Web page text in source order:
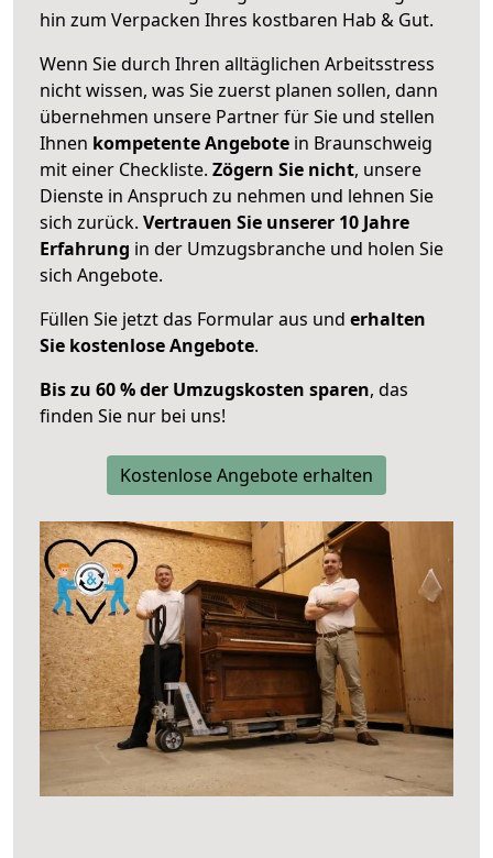
hin zum Verpacken Ihres kostbaren Hab & Gut.
Wenn Sie durch Ihren alltäglichen Arbeitsstress
nicht wissen, was Sie zuerst planen sollen, dann
übernehmen unsere Partner für Sie und stellen
Ihnen kompetente Angebote in Braunschweig
mit einer Checkliste. Zögern Sie nicht, unsere
Dienste in Anspruch zu nehmen und lehnen Sie
sich zurück. Vertrauen Sie unserer 10 Jahre
Erfahrung in der Umzugsbranche und holen Sie
sich Angebote.
Füllen Sie jetzt das Formular aus und erhalten
Sie kostenlose Angebote.
Bis zu 60 % der Umzugskosten sparen, das
finden Sie nur bei uns!
Kostenlose Angebote erhalten